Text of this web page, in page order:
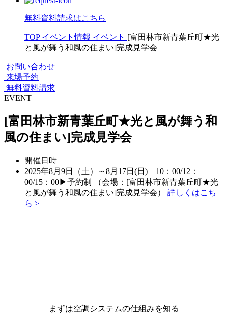
無料資料請求はこちら
TOP イベント情報 イベント [富田林市新青葉丘町★光
と風が舞う和風の住まい]完成見学会
お問い合わせ
来場予約
無料資料請求
EVENT
[富田林市新青葉丘町★光と風が舞う和
風の住まい]完成見学会
開催日時
2025年8月9日（土）～8月17日(日) 10：00/12：
00/15：00▶予約制 （会場：[富田林市新青葉丘町★光
と風が舞う和風の住まい]完成見学会） 詳しくはこち
ら >
まずは空調システムの仕組みを知る